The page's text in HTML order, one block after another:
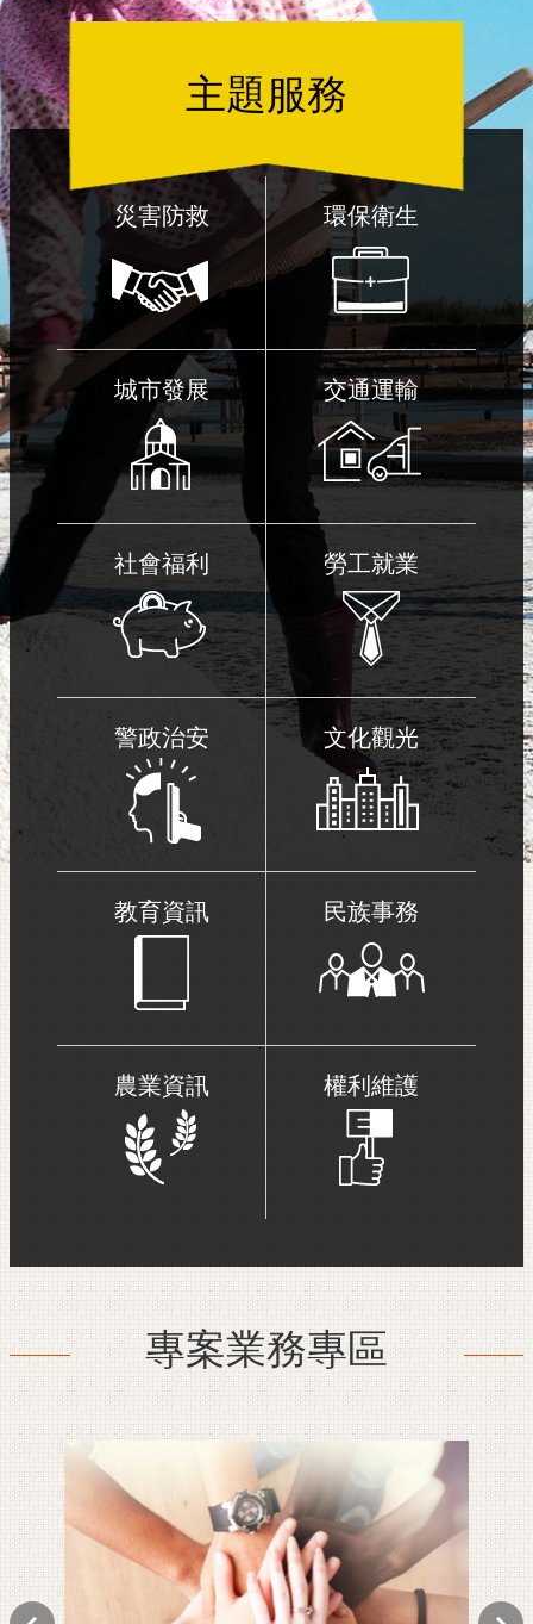
主題服務
災害防救 環保衛生
城市發展 交通運輸
社會福利 勞工就業
警政治安 文化觀光
教育資訊 民族事務
農業資訊 權利維護
專案業務專區